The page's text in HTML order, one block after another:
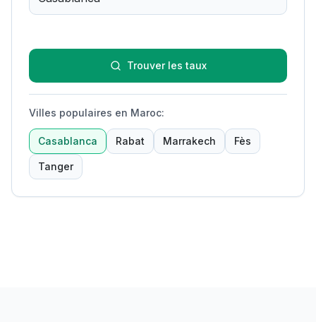
Trouver les taux
Villes populaires en Maroc:
Casablanca Rabat Marrakech Fès
Tanger